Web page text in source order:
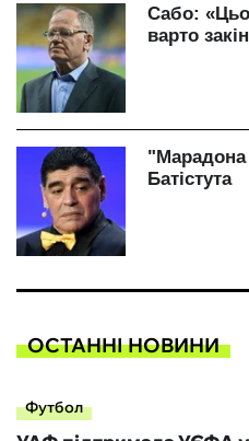
ОСТАННІ НОВИНИ
Футбол